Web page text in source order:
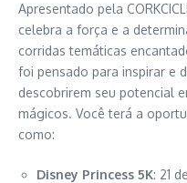
Apresentado pela
celebra a força e a
corridas temáticas
foi pensado para inspirar e
descobrirem seu potencial
mágicos. Você terá a
como:
Disney Princess 5K: 21